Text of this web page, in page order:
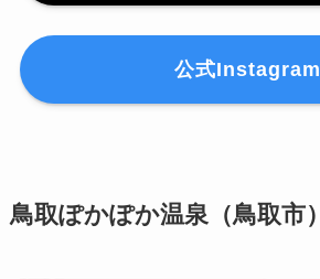
公式Instagram
鳥取ぽかぽか温泉（鳥取市）